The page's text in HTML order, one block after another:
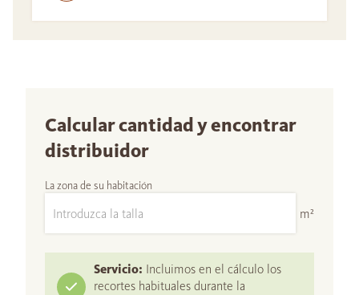
Calcular cantidad y encontrar
distribuidor
La zona de su habitación
m²
Servicio: Incluimos en el cálculo los
recortes habituales durante la